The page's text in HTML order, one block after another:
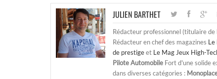
JULIEN BARTHET
Rédacteur professionnel (titulaire
Rédacteur en chef des magazines Le
de prestigeet Le Mag Jeux High-
Pilote Automobile Fort d'une solide
dans diverses catégories :